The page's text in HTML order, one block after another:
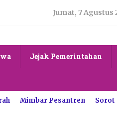
Jumat, 7 Agustus
Jejak Pemerintahan
Mimbar Pesantren Sorot